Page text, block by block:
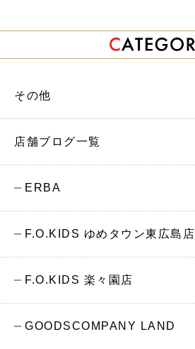
その他
店舗ブログ一覧
ERBA
F.O.KIDS ゆめタウン東広島店
F.O.KIDS 楽々園店
GOODSCOMPANY LAND